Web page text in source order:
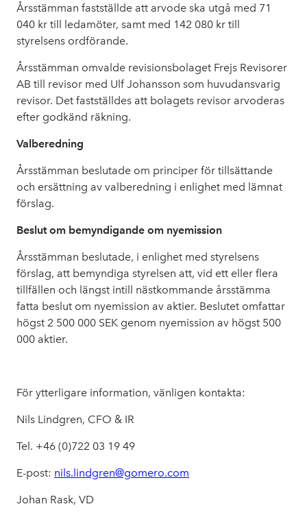
Årsstämman fastställde att arvode ska utgå med 71
040 kr till ledamöter, samt med 142 080 kr till
styrelsens ordförande.
Årsstämman omvalde revisionsbolaget Frejs Revisorer
AB till revisor med Ulf Johansson som huvudansvarig
revisor. Det fastställdes att bolagets revisor arvoderas
efter godkänd räkning.
Valberedning
Årsstämman beslutade om principer för tillsättande
och ersättning av valberedning i enlighet med lämnat
förslag.
Beslut om bemyndigande om nyemission
Årsstämman beslutade, i enlighet med styrelsens
förslag, att bemyndiga styrelsen att, vid ett eller flera
tillfällen och längst intill nästkommande årsstämma
fatta beslut om nyemission av aktier. Beslutet omfattar
högst 2 500 000 SEK genom nyemission av högst 500
000 aktier.
För ytterligare information, vänligen kontakta:
Nils Lindgren, CFO & IR
Tel. +46 (0)722 03 19 49
E-post: nils.lindgren@gomero.com
Johan Rask, VD